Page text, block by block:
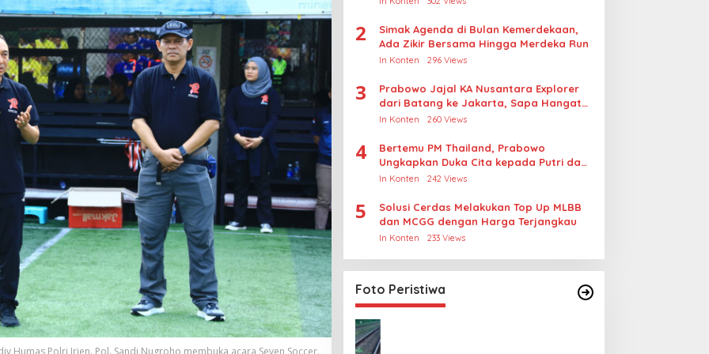
Humas Polri Irjen. Pol. Sandi Nugroho membuka acara Seven Soccer.
2
Simak Agenda di Bulan Kemerdekaan,
Ada Zikir Bersama Hingga Merdeka Run
In Konten 296 Views
3
Prabowo Jajal KA Nusantara Explorer
dari Batang ke Jakarta, Sapa Hangat
Warga
In Konten 260 Views
4
Bertemu PM Thailand, Prabowo
Ungkapkan Duka Cita kepada Putri dan
Selamat Ulang Tahun ke Raja Thailand
In Konten 242 Views
5
Solusi Cerdas Melakukan Top Up MLBB
dan MCGG dengan Harga Terjangkau
In Konten 233 Views
Foto Peristiwa